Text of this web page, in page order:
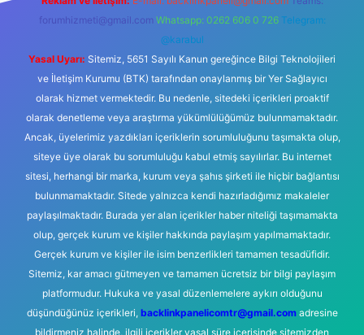
forumhizmeti@gmail.com Whatsapp: 0262 606 0 726 Telegram:
@karabul
Yasal Uyarı: Sitemiz, 5651 Sayılı Kanun gereğince Bilgi Teknolojileri
ve İletişim Kurumu (BTK) tarafından onaylanmış bir Yer Sağlayıcı
olarak hizmet vermektedir. Bu nedenle, sitedeki içerikleri proaktif
olarak denetleme veya araştırma yükümlülüğümüz bulunmamaktadır.
Ancak, üyelerimiz yazdıkları içeriklerin sorumluluğunu taşımakta olup,
siteye üye olarak bu sorumluluğu kabul etmiş sayılırlar. Bu internet
sitesi, herhangi bir marka, kurum veya şahıs şirketi ile hiçbir bağlantısı
bulunmamaktadır. Sitede yalnızca kendi hazırladığımız makaleler
paylaşılmaktadır. Burada yer alan içerikler haber niteliği taşımamakta
olup, gerçek kurum ve kişiler hakkında paylaşım yapılmamaktadır.
Gerçek kurum ve kişiler ile isim benzerlikleri tamamen tesadüfidir.
Sitemiz, kar amacı gütmeyen ve tamamen ücretsiz bir bilgi paylaşım
platformudur. Hukuka ve yasal düzenlemelere aykırı olduğunu
düşündüğünüz içerikleri, backlinkpanelicomtr@gmail.comadresine
bildirmeniz halinde, ilgili içerikler yasal süre içerisinde sitemizden